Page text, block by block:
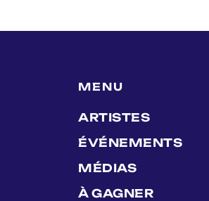
MENU
ARTISTES
ÉVÉNEMENTS
MÉDIAS
À GAGNER